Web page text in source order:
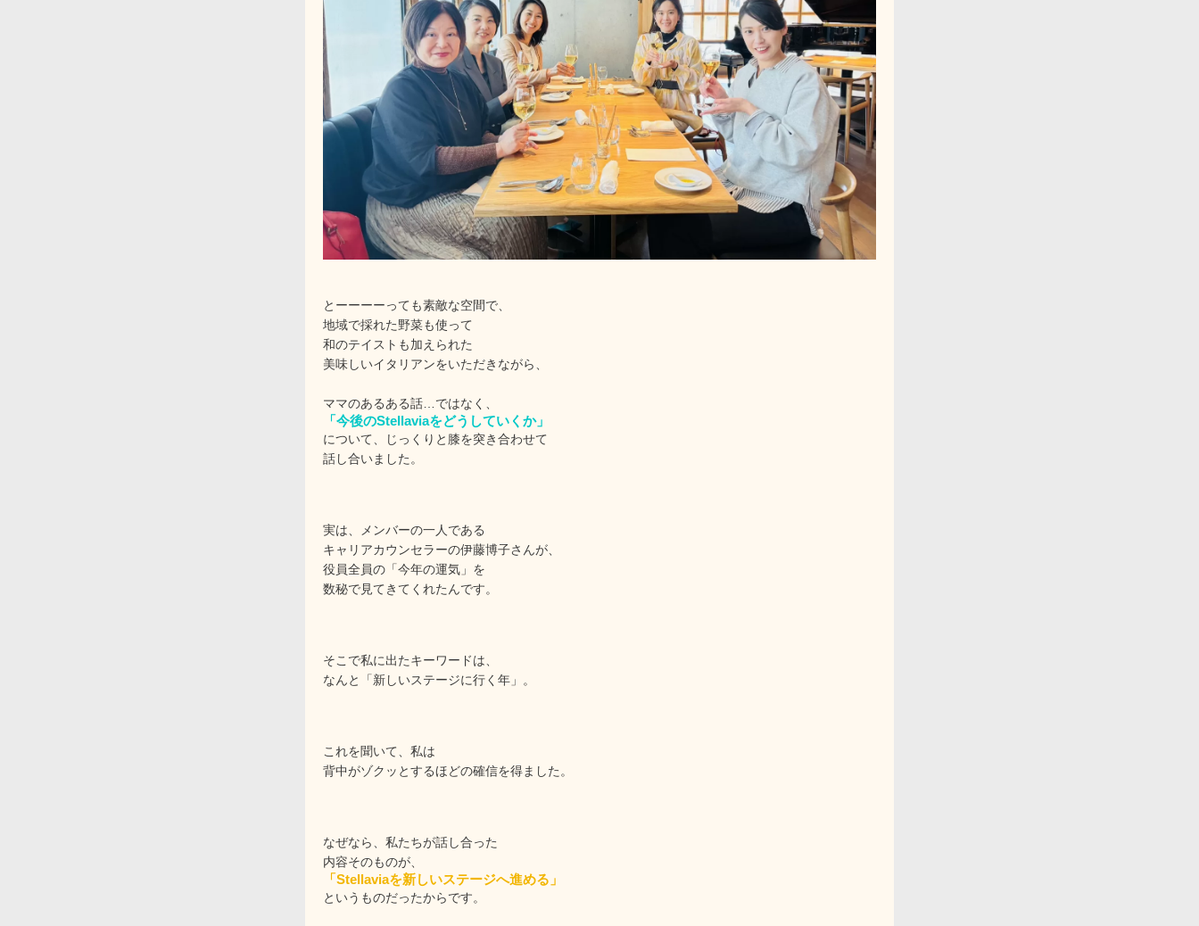
とーーーーっても素敵な空間で、
地域で採れた野菜も使って
和のテイストも加えられた
美味しいイタリアンをいただきながら、
ママのあるある話…ではなく、
「今後のStellaviaをどうしていくか」
について、じっくりと膝を突き合わせて
話し合いました。
実は、メンバーの一人である
キャリアカウンセラーの伊藤博子さんが、
役員全員の「今年の運気」を
数秘で見てきてくれたんです。
そこで私に出たキーワードは、
なんと「新しいステージに行く年」。
これを聞いて、私は
背中がゾクッとするほどの確信を得ました。
なぜなら、私たちが話し合った
内容そのものが、
「Stellaviaを新しいステージへ進める」
というものだったからです。